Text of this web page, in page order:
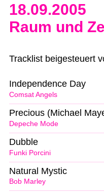
18.09.2005
Raum und
Tracklist beigesteuert
Comsat Angels
Independence Day
Depeche Mode
Precious (Michael
Funki Porcini
Dubble
Bob Marley
Natural Mystic